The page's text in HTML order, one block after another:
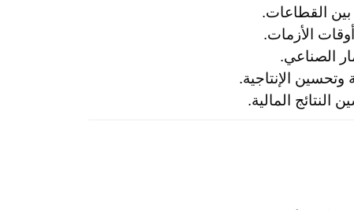
بين القطاعات.
الأزمات.
الصناعي.
وتحسين الإنتاجية.
النتائج المالية.